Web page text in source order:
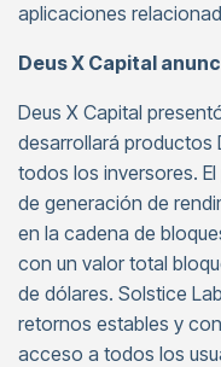
aplicaciones
Deus X Capital
Deus X Capital
desarrollará productos
todos los inversores.
de generación de
en la cadena de
con un valor total
de dólares. Solstice
retornos estables y
acceso a todos los